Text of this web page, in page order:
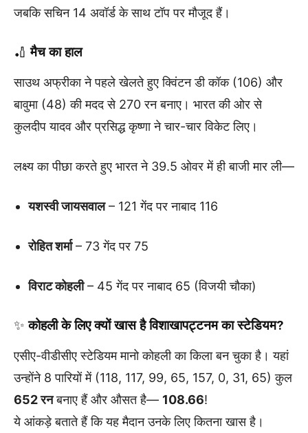
जबकि सचिन 14 अवॉर्ड के साथ टॉप पर मौजूद हैं।
🏏मैच का हाल
साउथ अफ्रीका ने पहले खेलते हुए क्विंटन डी कॉक (106) और
बावुमा (48) की मदद से 270 रन बनाए। भारत की ओर से
कुलदीप यादव और प्रसिद्ध कृष्णा ने चार-चार विकेट लिए।
लक्ष्य का पीछा करते हुए भारत ने 39.5 ओवर में ही बाजी मार ली—
यशस्वी जायसवाल– 121 गेंद पर नाबाद 116
रोहित शर्मा– 73 गेंद पर 75
विराट कोहली– 45 गेंद पर नाबाद 65 (विजयी चौका)
✨कोहली के लिए क्यों खास है विशाखापट्टनम का स्टेडियम?
एसीए-वीडीसीए स्टेडियम मानो कोहली का किला बन चुका है। यहां
उन्होंने 8 पारियों में (118, 117, 99, 65, 157, 0, 31, 65) कुल
652 रनबनाए हैं और औसत है— 108.66!
ये आंकड़े बताते हैं कि यह मैदान उनके लिए कितना खास है।